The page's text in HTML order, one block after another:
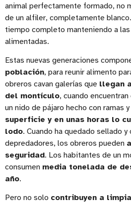
animal perfectamente formado, no
de un alfiler, completamente
tiempo completo manteniendo a
alimentadas.
Estas nuevas generaciones
población, para reunir alimento
obreros cavan galerías que llegan
del montículo, cuando
un nido de pájaro hecho con ramas
superficie y en unas horas lo
lodo. Cuando ha quedado sellado
depredadores, los obreros pueden
seguridad. Los habitantes de un
consumen media tonelada de
año.
Pero no solo contribuyen a